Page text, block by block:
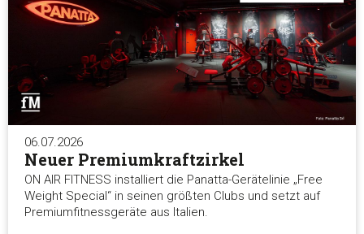
Statistiken
Marketing
Alle akzeptieren
Auswahl erlauben
06.07.2026
Neuer Premiumkraftzirkel
ON AIR FITNESS installiert die Panatta-Gerätelinie „Free
Weight Special“ in seinen größten Clubs und setzt auf
Premiumfitnessgeräte aus Italien.